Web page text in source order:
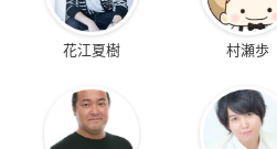
花江夏樹 村瀬歩